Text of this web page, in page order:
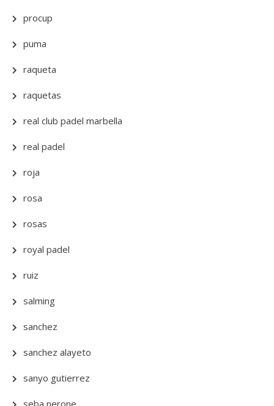
procup
puma
raqueta
raquetas
real club padel marbella
real padel
roja
rosa
rosas
royal padel
ruiz
salming
sanchez
sanchez alayeto
sanyo gutierrez
seba nerone